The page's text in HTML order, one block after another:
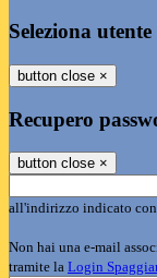
Seleziona utente
button close ×
Recupero
button close ×
all'indirizzo indicato
Non hai una e-mail
tramite la Login